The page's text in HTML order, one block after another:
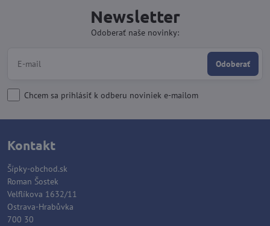
Newsletter
Odoberať naše novinky:
Odoberať
Chcem sa prihlásiť k odberu noviniek e-mailom
Kontakt
Šípky-obchod.sk
Roman Šostek
Velflíkova 1632/11
Ostrava-Hrabůvka
700 30